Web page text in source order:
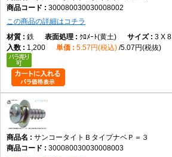
300080030030008002
この商品の詳細はコチラ
鉄
ｸﾛﾒｰﾄ(黄土) 3 X 8
1,200
5.57円(税込) 5.07円(税抜)
サンコータイトＢタイプナベＰ＝３
300080030030008003